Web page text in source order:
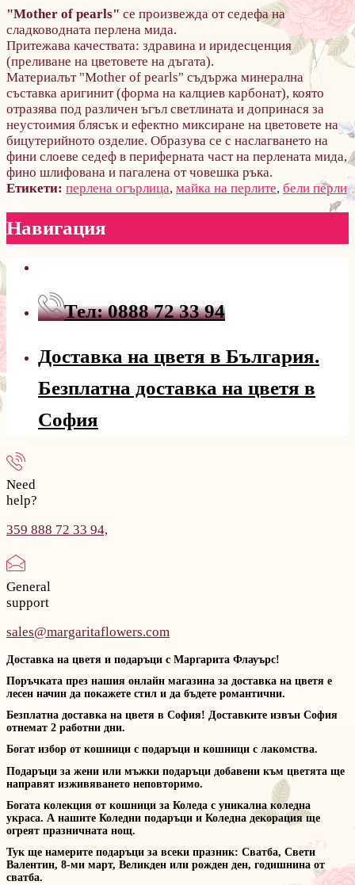
"Mother of pearls" се произвежда от седефа на
сладководната перлена мида.
Притежава качествата: здравина и иридесценция
(преливане на цветовете на дъгата).
Материалът "Mother of pearls" съдържа минерална
съставка аригинит (форма на калциев карбонат), която
отразява под различен ъгъл светлината и допринася за
неустоимия блясък и ефектно миксиране на цветовете на
бицутерийното озделие. Образува се с наслагването на
фини слоеве седеф в периферната част на перлената мида,
фино шлифована и пагалена от човешка ръка.
Етикети: перлена огърлица, майка на перлите, бели перли
Навигация
Тел: 0888 72 33 94
Доставка на цветя в България.
Безплатна доставка на цветя в
София
Need
help?
359 888 72 33 94,
General
support
sales@margaritaflowers.com
Доставка на цветя и подаръци с Маргарита Флауърс!
Поръчката през нашия онлайн магазина за доставка на цветя е
лесен начин да покажете стил и да бъдете романтични.
Безплатна доставка на цветя в София! Доставките извън София
отнемат 2 работни дни.
Богат избор от кошници с подаръци и кошници с лакомства.
Подаръци за жени или мъжки подаръци добавени към цветята ще
направят изживяването неповторимо.
Богата колекция от кошници за Коледа с уникална коледна
украса. А нашите Коледни подаръци и Коледна декорация ще
огреят празничната нощ.
Тук ще намерите подаръци за всеки празник: Сватба, Свети
Валентин, 8-ми март, Великден или рожден ден, годишнина от
сватба.